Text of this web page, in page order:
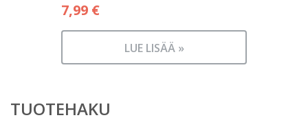
7,99 €
LUE LISÄÄ »
TUOTEHAKU